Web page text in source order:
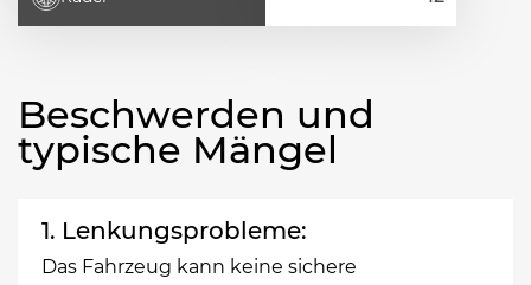
Beschwerden und
typische Mängel
1. Lenkungsprobleme:
Das Fahrzeug kann keine sichere